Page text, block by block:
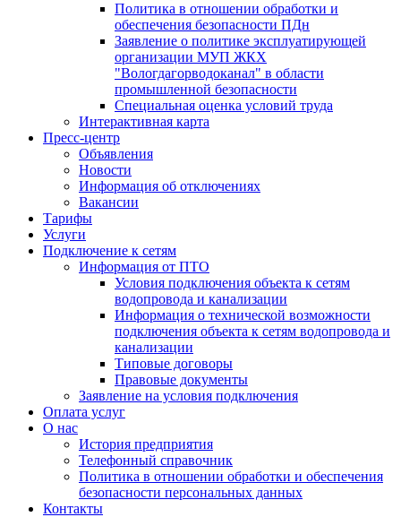
Политика в отношении обработки и
обеспечения безопасности ПДн
Заявление о политике эксплуатирующей
организации МУП ЖКХ
"Вологдагорводоканал" в области
промышленной безопасности
Специальная оценка условий труда
Интерактивная карта
Пресс-центр
Объявления
Новости
Информация об отключениях
Вакансии
Тарифы
Услуги
Подключение к сетям
Информация от ПТО
Условия подключения объекта к сетям
водопровода и канализации
Информация о технической возможности
подключения объекта к сетям водопровода и
канализации
Типовые договоры
Правовые документы
Заявление на условия подключения
Оплата услуг
О нас
История предприятия
Телефонный справочник
Политика в отношении обработки и обеспечения
безопасности персональных данных
Контакты